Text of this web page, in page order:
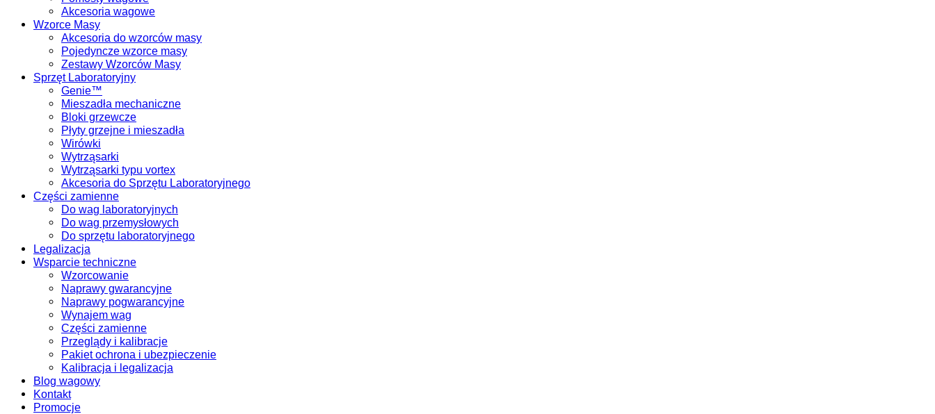
Akcesoria wagowe
Wzorce Masy
Akcesoria do wzorców masy
Pojedyncze wzorce masy
Zestawy Wzorców Masy
Sprzęt Laboratoryjny
Genie™
Mieszadła mechaniczne
Bloki grzewcze
Płyty grzejne i mieszadła
Wirówki
Wytrząsarki
Wytrząsarki typu vortex
Akcesoria do Sprzętu Laboratoryjnego
Części zamienne
Do wag laboratoryjnych
Do wag przemysłowych
Do sprzętu laboratoryjnego
Legalizacja
Wsparcie techniczne
Wzorcowanie
Naprawy gwarancyjne
Naprawy pogwarancyjne
Wynajem wag
Części zamienne
Przeglądy i kalibracje
Pakiet ochrona i ubezpieczenie
Kalibracja i legalizacja
Blog wagowy
Kontakt
Promocje